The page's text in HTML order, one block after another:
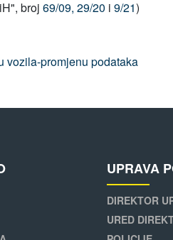
broj 69/09, 29/20 i 9/21)
vozila-promjenu podataka
UPRAVA
DIREKTOR
URED